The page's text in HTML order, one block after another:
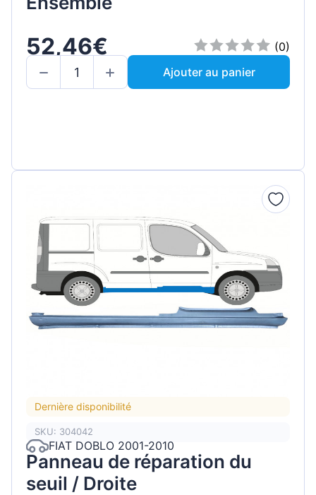
52,46€
(0)
Ajouter au panier
Dernière disponibilité
SKU: 304042
FIAT DOBLO 2001-2010
Panneau de réparation du
seuil / Droite